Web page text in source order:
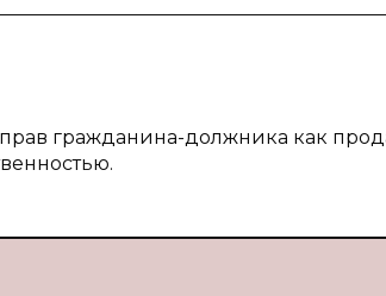
гражданина-должника как